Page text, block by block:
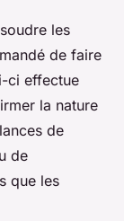
les
de faire
ci effectue
la nature
de
de
que les